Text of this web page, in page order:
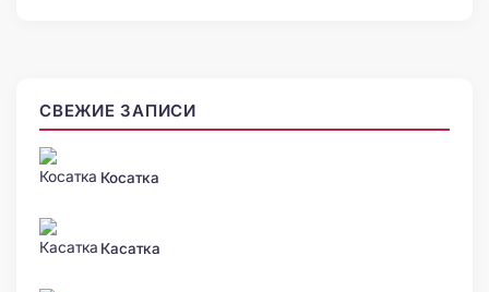
СВЕЖИЕ ЗАПИСИ
Косатка
Касатка